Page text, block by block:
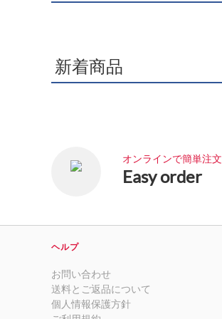
新着商品
オンラインで簡単注文
Easy order
ヘルプ
お問い合わせ
送料とご返品について
個人情報保護方針